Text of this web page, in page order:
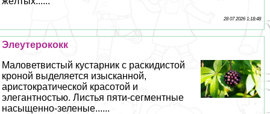
28 07 2026 1:18:48
Элеутерококк
Маловетвистый кустарник с раскидистой
кроной выделяется изысканной,
аристократической красотой и
элегантностью. Листья пяти-сегментные
насыщенно-зеленые......